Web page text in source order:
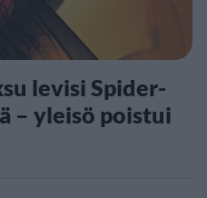
levisi Spider-
– yleisö poistui